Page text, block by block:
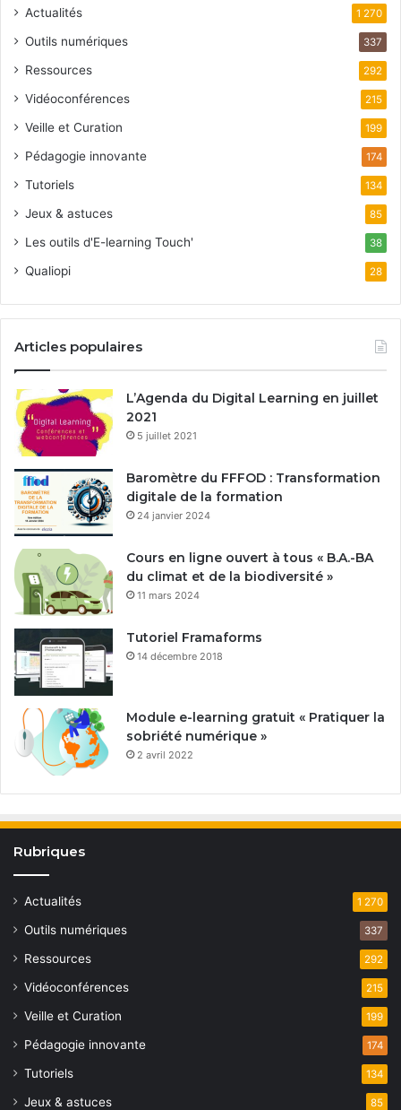
Actualités 1 270
Outils numériques 337
Ressources 292
Vidéoconférences 215
Veille et Curation 199
Pédagogie innovante 174
Tutoriels 134
Jeux & astuces 85
Les outils d'E-learning Touch' 38
Qualiopi 28
Articles populaires
L’Agenda du Digital Learning en juillet
2021
5 juillet 2021
Baromètre du FFFOD : Transformation
digitale de la formation
24 janvier 2024
Cours en ligne ouvert à tous « B.A.-BA
du climat et de la biodiversité »
11 mars 2024
Tutoriel Framaforms
14 décembre 2018
Module e-learning gratuit « Pratiquer la
sobriété numérique »
2 avril 2022
Rubriques
Actualités 1 270
Outils numériques 337
Ressources 292
Vidéoconférences 215
Veille et Curation 199
Pédagogie innovante 174
Tutoriels 134
Jeux & astuces 85